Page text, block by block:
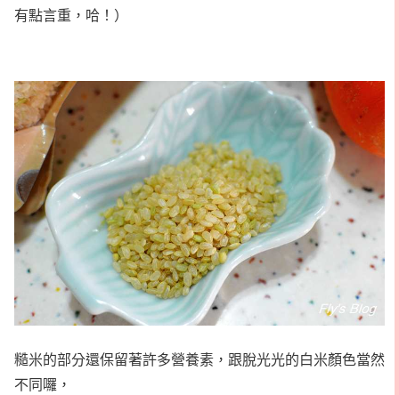
有點言重，哈！）
糙米的部分還保留著許多營養素，跟脫光光的白米顏色當然
不同囉，